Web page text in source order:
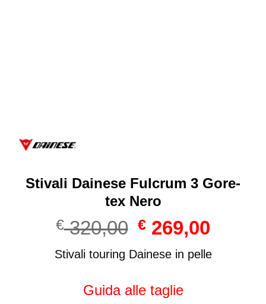
Stivali Dainese Fulcrum 3 Gore-
tex Nero
€320,00 Il
prezzo
originale
€ 320,00.
€ 269,00
attuale
Stivali touring Dainese in pelle
Guida alle taglie